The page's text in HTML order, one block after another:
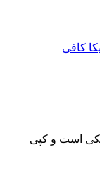
کافی
است و کپی